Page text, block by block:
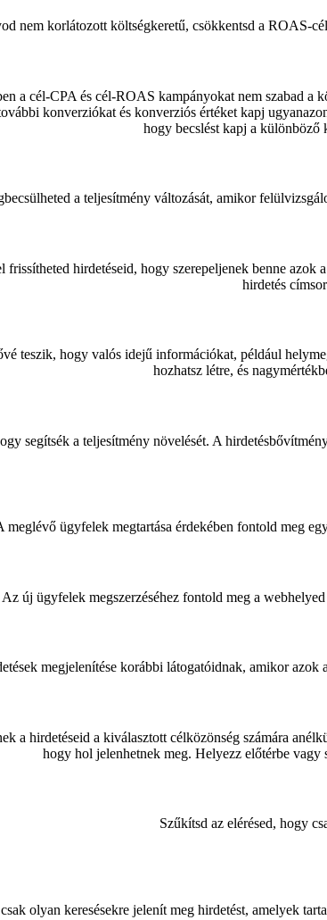
nem korlátozott költségkeretű, csökkentsd a ROAS-
a cél-CPA és cél-ROAS kampányokat nem szabad
konverziókat és konverziós értéket kapj
hogy becslést kapj a különböző
a teljesítmény változását, amikor
frissítheted hirdetéseid, hogy szerepeljenek benne
hirdetés
teszik, hogy valós idejű információkat, például
hozhatsz létre, és
segítsék a teljesítmény növelését. A
meglévő ügyfelek megtartása érdekében fontold meg
Az új ügyfelek megszerzéséhez fontold meg a
megjelenítése korábbi látogatóidnak, amikor azok
a hirdetéseid a kiválasztott célközönség számára
hogy hol jelenhetnek meg. Helyezz előtérbe vagy
Szűkítsd az elérésed, hogy
csak olyan keresésekre jelenít meg hirdetést, amelyek